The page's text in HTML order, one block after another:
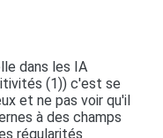
dans les IA
(1)) c'est se
et ne pas voir qu'il
à des champs
régularités